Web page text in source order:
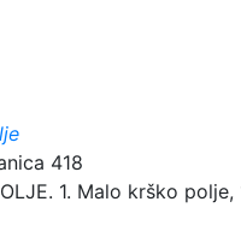
418
1. Malo krško